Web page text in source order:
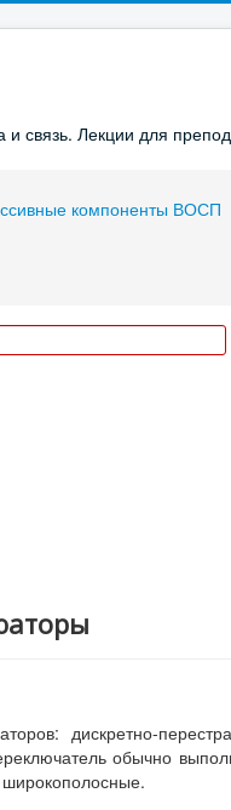
связь. Лекции для
компоненты ВОСП
дискретно-
обычно
широкополосные.